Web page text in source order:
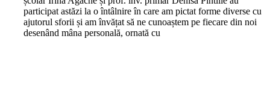
participat astăzi la o întâlnire în care am pictat forme diverse cu
ajutorul sforii și am învățat să ne cunoaștem pe fiecare din noi
desenând mâna personală, ornată cu